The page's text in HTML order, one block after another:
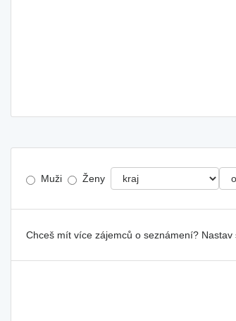
Muži Ženy
Chceš mít více zájemců o seznámení?